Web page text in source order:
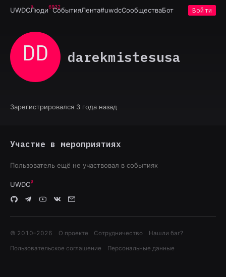
UWDCЛюди6932
СобытияЛента#uwdcСообществаБот Войти
DD darekmistesusa
Зарегистрировался 3 года назад
Участие в мероприятиях
Пользователь ещё не участвовал в событиях
UWDC
© 2010–2026 О проекте Сотрудничество Нашли баг?
Пользовательское соглашение Персональные данные